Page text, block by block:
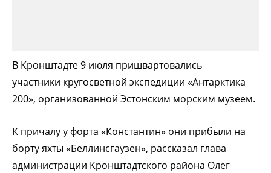
В Кронштадте 9 июля пришвартовались
участники кругосветной экспедиции «Антарктика
200», организованной Эстонским морским музеем.
К причалу у форта «Константин» они прибыли на
борту яхты «Беллинсгаузен», рассказал глава
администрации Кронштадтского района Олег